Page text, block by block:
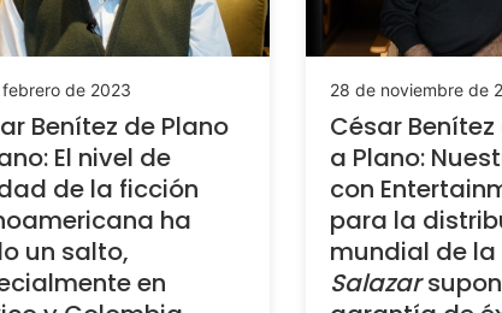
de 2023
Benítez de Plano
El nivel de
de la ficción
ha
un salto,
en
28 de noviembre de
César
a Plano:
con
para la
mundial de la
Salazar